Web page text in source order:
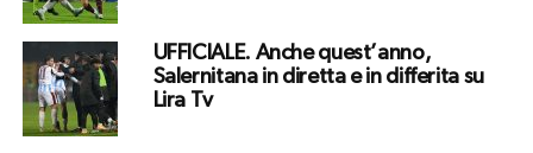
UFFICIALE. Anche quest’anno,
Salernitana in diretta e in differita su
Lira Tv